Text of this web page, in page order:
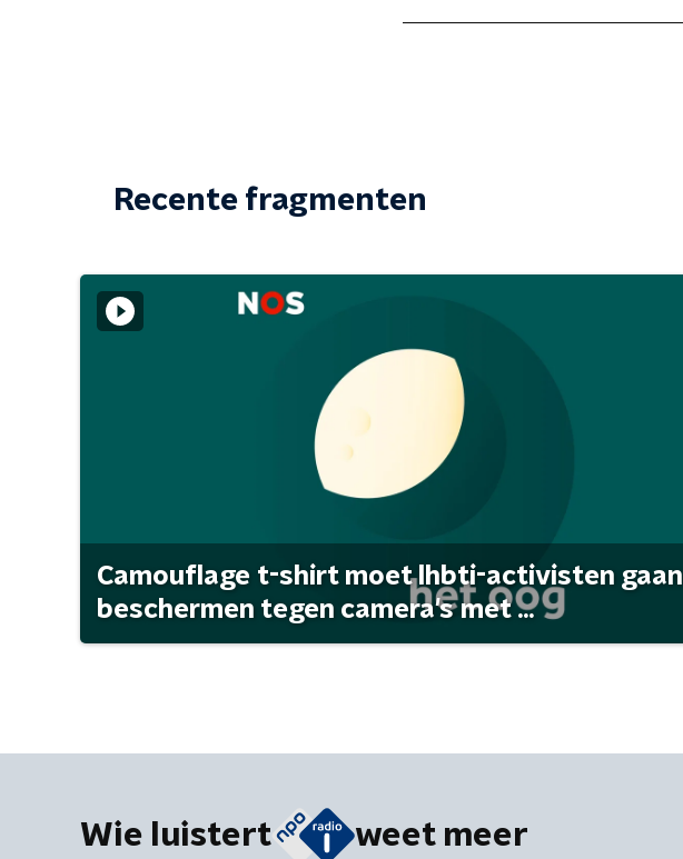
Recente fragmenten
Camouflage t-shirt moet lhbti-activisten gaan
beschermen tegen camera's met ...
Wie luistert weet meer